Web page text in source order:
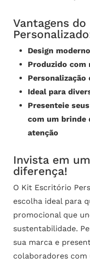
Vantagens
Design
Produzido com
Ideal para
Presenteie
com um brinde
atenção
Invista em
diferença!
O Kit Escritório
escolha ideal para
promocional que
sustentabilidade.
sua marca e
colaboradores